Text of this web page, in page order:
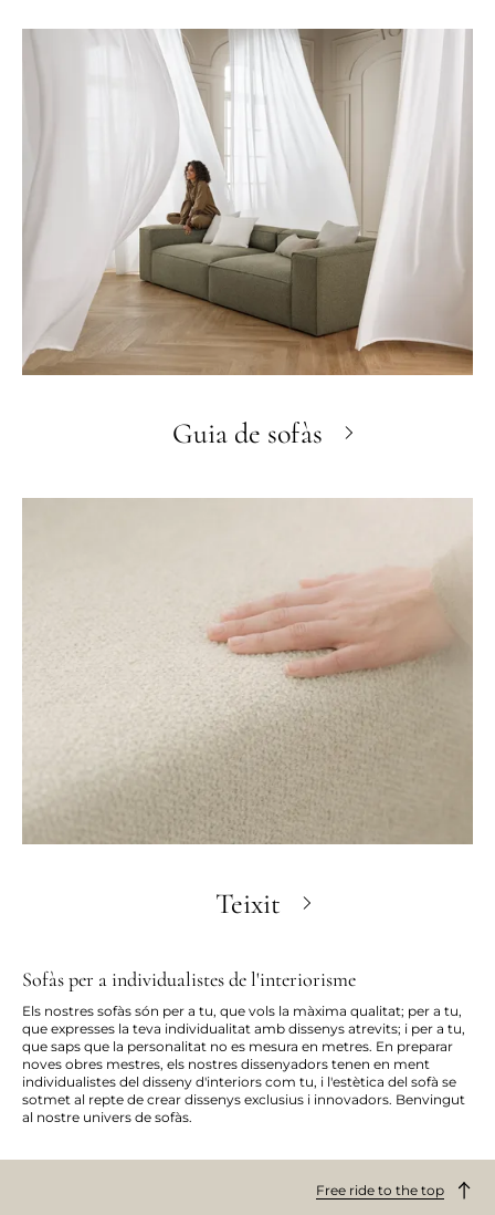
Guia de sofàs
Teixit
Sofàs per a individualistes de l'interiorisme
Els nostres sofàs són per a tu, que vols la màxima qualitat; per a tu,
que expresses la teva individualitat amb dissenys atrevits; i per a tu,
que saps que la personalitat no es mesura en metres. En preparar
noves obres mestres, els nostres dissenyadors tenen en ment
individualistes del disseny d'interiors com tu, i l'estètica del sofà se
sotmet al repte de crear dissenys exclusius i innovadors. Benvingut
al nostre univers de sofàs.
Free ride to the top